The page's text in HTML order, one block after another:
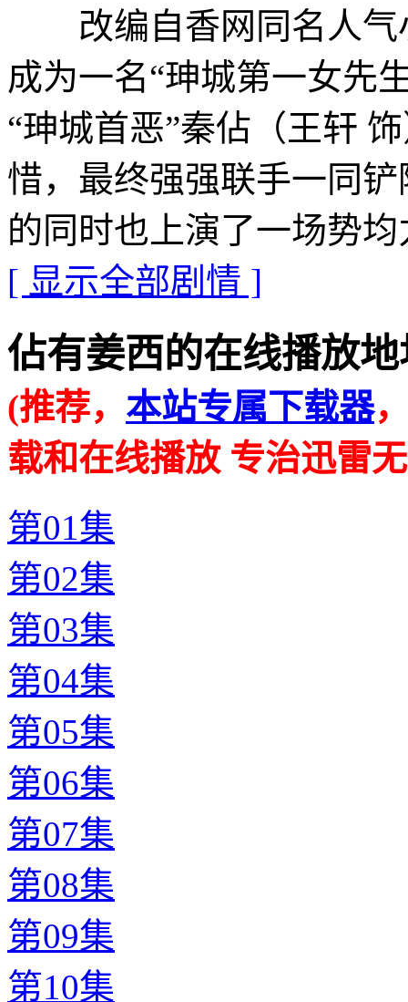
改编自香网同名人
成为一名“珅城第一女先
“珅城首恶”秦佔（王轩
惜，最终强强联手一同
的同时也上演了一场势
[ 显示全部剧情 ]
佔有姜西的在线播放地
(推荐， 本站专属下载器
载和在线播放 专治迅雷
第01集
第02集
第03集
第04集
第05集
第06集
第07集
第08集
第09集
第10集